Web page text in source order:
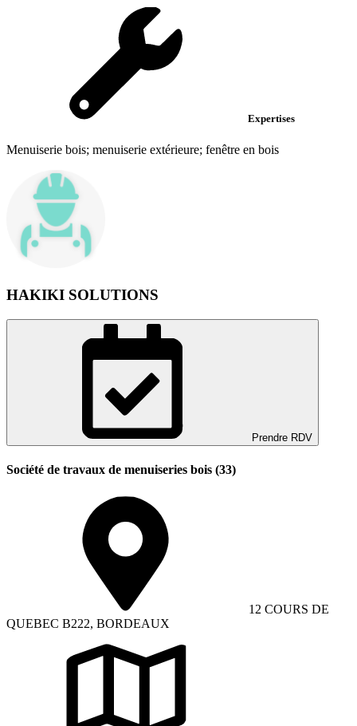
Expertises
Menuiserie bois; menuiserie extérieure; fenêtre en bois
HAKIKI SOLUTIONS
Prendre RDV
Société de travaux de menuiseries bois (33)
12 COURS DE
QUEBEC B222, BORDEAUX